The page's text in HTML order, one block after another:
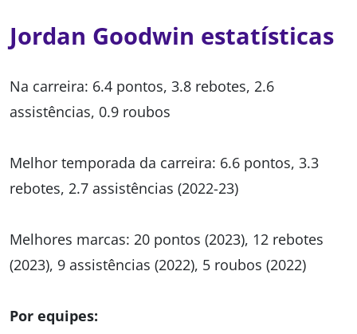
Jordan Goodwin estatísticas
Na carreira: 6.4 pontos, 3.8 rebotes, 2.6
assistências, 0.9 roubos
Melhor temporada da carreira: 6.6 pontos, 3.3
rebotes, 2.7 assistências (2022-23)
Melhores marcas: 20 pontos (2023), 12 rebotes
(2023), 9 assistências (2022), 5 roubos (2022)
Por equipes: